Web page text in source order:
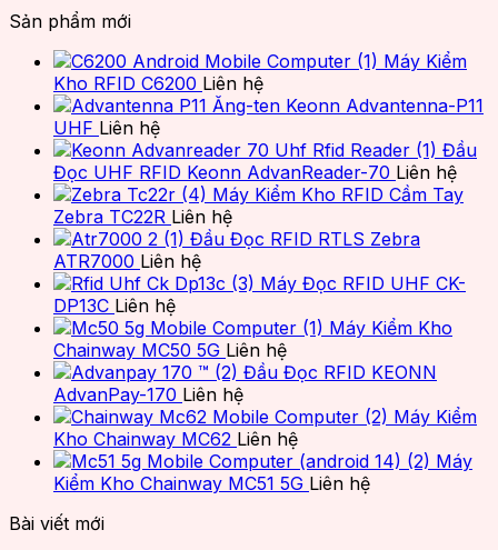
Sản phẩm mới
Máy Kiểm
Kho RFID C6200 Liên hệ
Ăng-ten Keonn Advantenna-P11
UHF Liên hệ
Đầu
Đọc UHF RFID Keonn AdvanReader-70 Liên hệ
Máy Kiểm Kho RFID Cầm Tay
Zebra TC22R Liên hệ
Đầu Đọc RFID RTLS Zebra
ATR7000 Liên hệ
Máy Đọc RFID UHF CK-
DP13C Liên hệ
Máy Kiểm Kho
Chainway MC50 5G Liên hệ
Đầu Đọc RFID KEONN
AdvanPay-170 Liên hệ
Máy Kiểm
Kho Chainway MC62 Liên hệ
Máy
Kiểm Kho Chainway MC51 5G Liên hệ
Bài viết mới